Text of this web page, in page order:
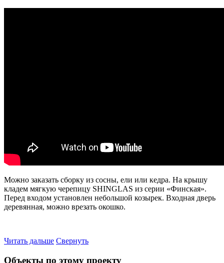
Можно заказать сборку из сосны, ели или кедра. На крышу
кладем мягкую черепицу SHINGLAS из серии «Финская».
Перед входом установлен небольшой козырек. Входная дверь
деревянная, можно врезать окошко.
Читать дальше Свернуть
Объекты по этому проекту